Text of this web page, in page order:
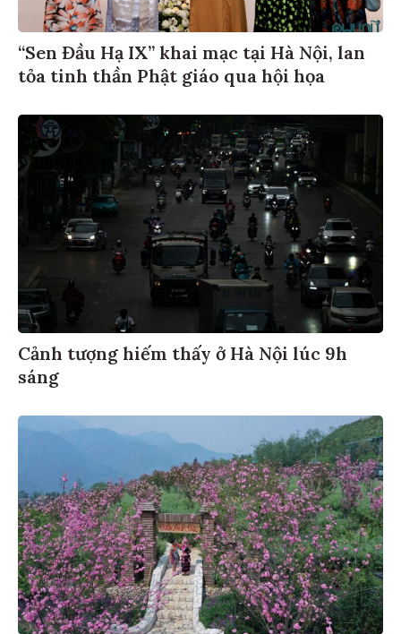
“Sen Đầu Hạ IX” khai mạc tại Hà Nội, lan
tỏa tinh thần Phật giáo qua hội họa
Cảnh tượng hiếm thấy ở Hà Nội lúc 9h
sáng